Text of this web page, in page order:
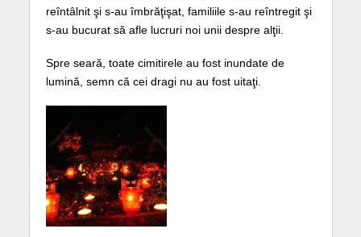
reîntâlnit şi s-au îmbrăţişat, familiile s-au reîntregit şi
s-au bucurat să afle lucruri noi unii despre alţii.
Spre seară, toate cimitirele au fost inundate de
lumină, semn că cei dragi nu au fost uitaţi.